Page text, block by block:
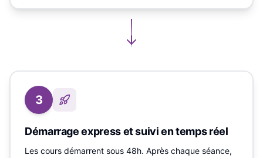
3
Démarrage express et suivi en temps réel
Les cours démarrent sous 48h. Après chaque séance,